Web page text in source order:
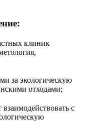
клиник
за экологическую
отходами;
с